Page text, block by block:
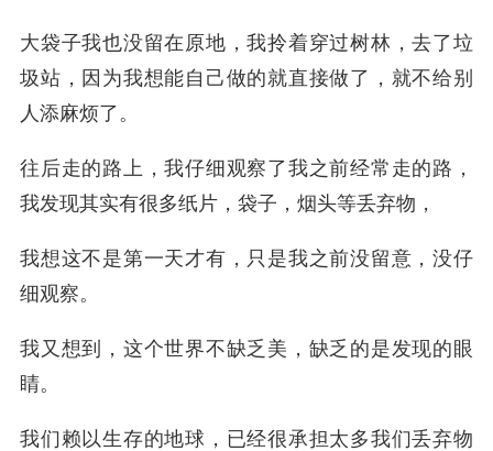
大袋子我也没留在原地，我拎着穿过树林，去了垃
圾站，因为我想能自己做的就直接做了，就不给别
人添麻烦了。
往后走的路上，我仔细观察了我之前经常走的路，
我发现其实有很多纸片，袋子，烟头等丢弃物，
我想这不是第一天才有，只是我之前没留意，没仔
细观察。
我又想到，这个世界不缺乏美，缺乏的是发现的眼
睛。
我们赖以生存的地球，已经很承担太多我们丢弃物